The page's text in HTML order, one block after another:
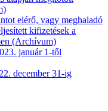
elérő, vagy meghaladó
kifizetések a
(Archívum)
január 1-től
december 31-ig